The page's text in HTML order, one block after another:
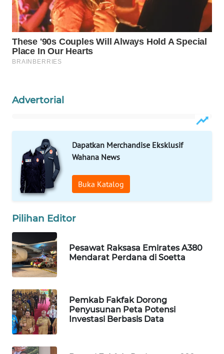
Advertorial
Dapatkan Merchandise Eksklusif
Wahana News
Buka Katalog
Pilihan Editor
Pesawat Raksasa Emirates A380
Mendarat Perdana di Soetta
Pemkab Fakfak Dorong
Penyusunan Peta Potensi
Investasi Berbasis Data
Wahana
Network
KONSUMEN
LISTRIK
MAWAKA
ID
MARTABAT
NET
MKLI
LPKKI
LKKI
KOPEKLIN